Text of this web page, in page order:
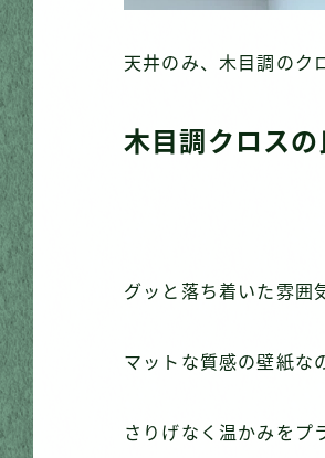
天井のみ、木目調のク
木目調クロスの
グッと落ち着いた雰囲
マットな質感の壁紙な
さりげなく温かみをプ